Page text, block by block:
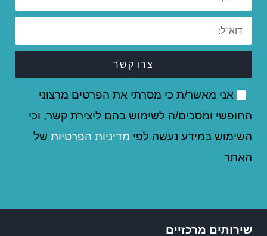
אני מאשר/ת כי מסרתי את הפרטים מרצוני
החופשי ומסכים/ה לשימוש בהם ליצירת קשר, וכי
השימוש במידע נעשה לפי מדיניות הפרטיות של
האתר
צרו קשר
שירותים מרכזיים